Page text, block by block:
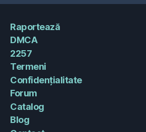
Raportează
DMCA
2257
Termeni
Confidențialitate
Forum
Catalog
Blog